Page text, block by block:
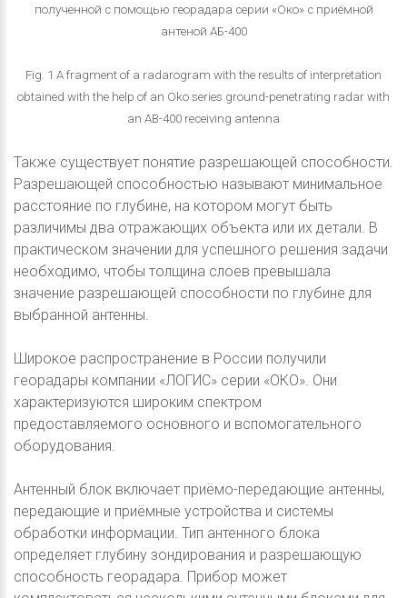
полученной с помощью георадара серии «Око» с приёмной
антеной АБ-400
Fig. 1 A fragment of a radarogram with the results of interpretation
obtained with the help of an Oko series ground-penetrating radar with
an AB-400 receiving antenna
Также существует понятие разрешающей способности.
Разрешающей способностью называют минимальное
расстояние по глубине, на котором могут быть
различимы два отражающих объекта или их детали. В
практическом значении для успешного решения задачи
необходимо, чтобы толщина слоев превышала
значение разрешающей способности по глубине для
выбранной антенны.
Широкое распространение в России получили
георадары компании «ЛОГИС» серии «ОКО». Они
характеризуются широким спектром
предоставляемого основного и вспомогательного
оборудования.
Антенный блок включает приёмо-передающие антенны,
передающие и приёмные устройства и системы
обработки информации. Тип антенного блока
определяет глубину зондирования и разрешающую
способность георадара. Прибор может